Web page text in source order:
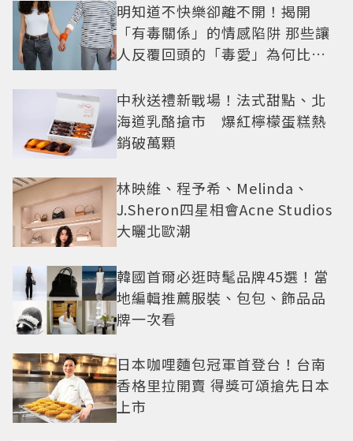
明知道不快樂卻離不開！揭開
「有毒關係」的情感陷阱 那些讓
人反覆回頭的「毒愛」為何比菸
中秋送禮新戰場！法式甜點、北
海道乳酪搶市 爆紅檸檬蛋糕熱
銷破萬顆
林映維、程予希、Melinda、
J.Sheron四星相會Acne Studios
大曬北歐潮
韓國首爾必逛時髦品牌45選！當
地編輯推薦服裝、包包、飾品品
牌一次看
日本咖哩麵包冠軍首登台！台南
香格里拉開賣 得獎可頌搶先日本
上市